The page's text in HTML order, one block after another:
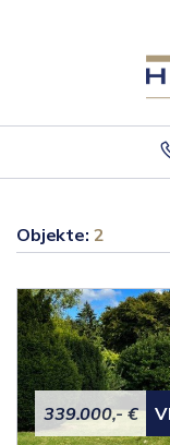
Objekte: 2
339.000,- €